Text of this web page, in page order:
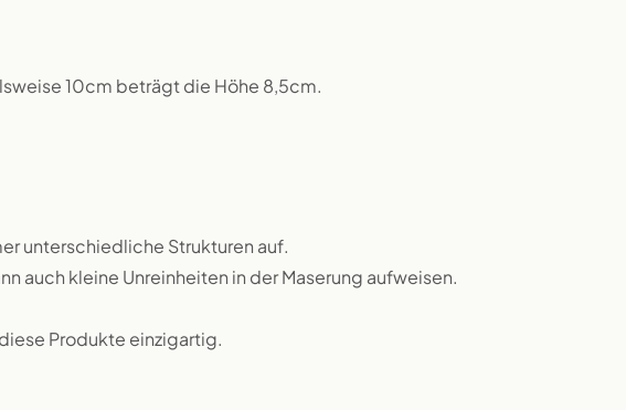
10cm beträgt die Höhe 8,5cm.
unterschiedliche Strukturen auf.
auch kleine Unreinheiten in der Maserung aufweisen.
Produkte einzigartig.